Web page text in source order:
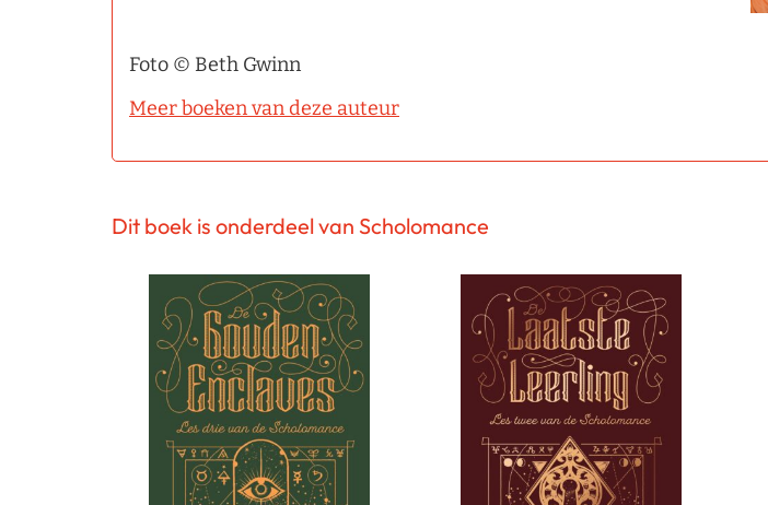
Foto © Beth Gwinn
Meer boeken van deze auteur
Dit boek is onderdeel van Scholomance